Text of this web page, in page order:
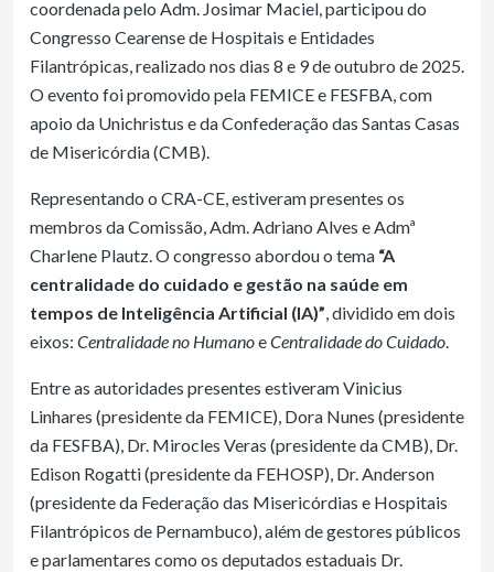
coordenada pelo Adm. Josimar Maciel, participou do
Congresso Cearense de Hospitais e Entidades
Filantrópicas, realizado nos dias 8 e 9 de outubro de 2025.
O evento foi promovido pela FEMICE e FESFBA, com
apoio da Unichristus e da Confederação das Santas Casas
de Misericórdia (CMB).
Representando o CRA-CE, estiveram presentes os
membros da Comissão, Adm. Adriano Alves e Admª
Charlene Plautz. O congresso abordou o tema “A
centralidade do cuidado e gestão na saúde em
tempos de Inteligência Artificial (IA)”, dividido em dois
eixos: Centralidade no HumanoeCentralidade do Cuidado.
Entre as autoridades presentes estiveram Vinicius
Linhares (presidente da FEMICE), Dora Nunes (presidente
da FESFBA), Dr. Mirocles Veras (presidente da CMB), Dr.
Edison Rogatti (presidente da FEHOSP), Dr. Anderson
(presidente da Federação das Misericórdias e Hospitais
Filantrópicos de Pernambuco), além de gestores públicos
e parlamentares como os deputados estaduais Dr.